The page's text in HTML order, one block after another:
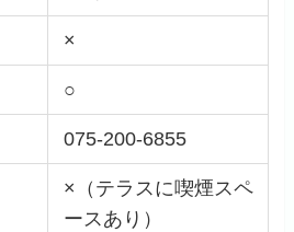
×
○
075-200-6855
×（テラスに喫煙スペ
ースあり）